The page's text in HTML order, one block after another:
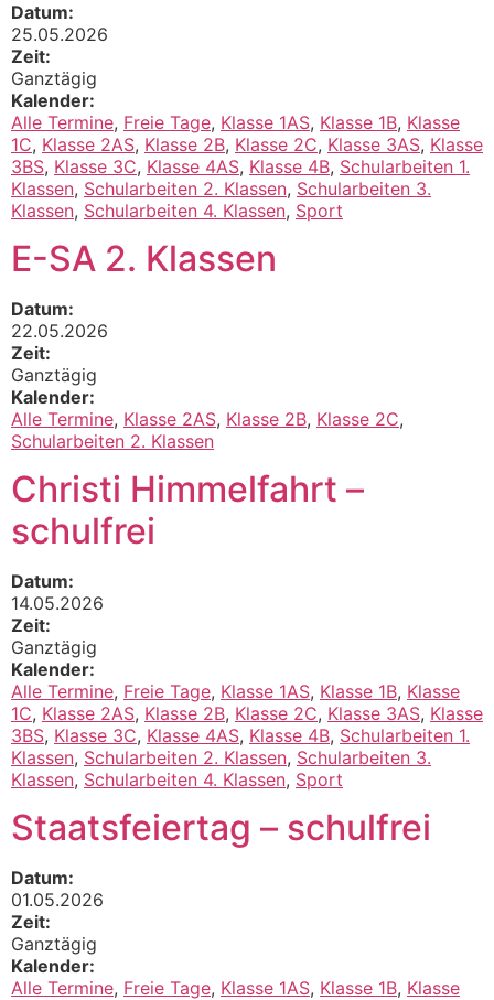
Datum:
25.05.2026
Zeit:
Ganztägig
Kalender:
Alle Termine, Freie Tage, Klasse 1AS, Klasse 1B, Klasse
1C, Klasse 2AS, Klasse 2B, Klasse 2C, Klasse 3AS, Klasse
3BS, Klasse 3C, Klasse 4AS, Klasse 4B, Schularbeiten 1.
Klassen, Schularbeiten 2. Klassen, Schularbeiten 3.
Klassen, Schularbeiten 4. Klassen, Sport
E-SA 2. Klassen
Datum:
22.05.2026
Zeit:
Ganztägig
Kalender:
Alle Termine, Klasse 2AS, Klasse 2B, Klasse 2C,
Schularbeiten 2. Klassen
Christi Himmelfahrt –
schulfrei
Datum:
14.05.2026
Zeit:
Ganztägig
Kalender:
Alle Termine, Freie Tage, Klasse 1AS, Klasse 1B, Klasse
1C, Klasse 2AS, Klasse 2B, Klasse 2C, Klasse 3AS, Klasse
3BS, Klasse 3C, Klasse 4AS, Klasse 4B, Schularbeiten 1.
Klassen, Schularbeiten 2. Klassen, Schularbeiten 3.
Klassen, Schularbeiten 4. Klassen, Sport
Staatsfeiertag – schulfrei
Datum:
01.05.2026
Zeit:
Ganztägig
Kalender:
Alle Termine, Freie Tage, Klasse 1AS, Klasse 1B, Klasse